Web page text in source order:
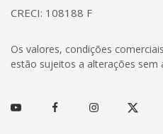
CRECI: 108188 F
Os valores, condições
estão sujeitos a alterações sem
Youtube FacebookInstagramTwitter